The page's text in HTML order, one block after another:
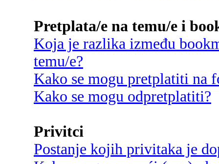
Pretplata/e na temu/e i
Koja je razlika između
temu/e?
Kako se mogu pretplatiti na
Kako se mogu odpretplatiti?
Privitci
Postanje kojih privitaka je